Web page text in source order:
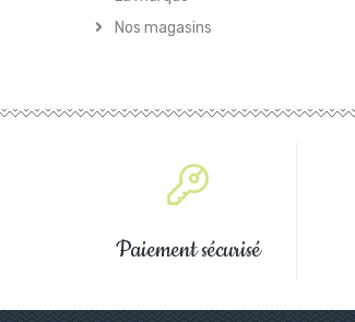
Nos magasins
Paiement sécurisé